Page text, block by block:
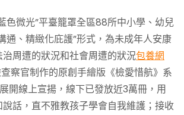
色微光”平臺籠罩全區88所中小學、幼兒
通、精緻化庇護”形式，為未成年人安康
周遭的狀況和社會周遭的狀況包養網
察官制作的原創手繪版《檢愛惜航》系
開線上宣揚，線下已發放近3萬冊，用
話，直不雅教孩子學會自我維護；接收